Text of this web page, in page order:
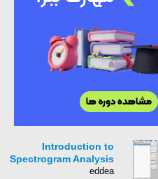
Introduction to
Spectrogram Analysis
eddea